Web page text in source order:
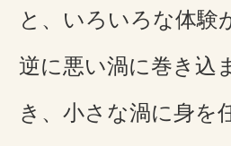
と、いろいろな体験
逆に悪い渦に巻き込
き、小さな渦に身を